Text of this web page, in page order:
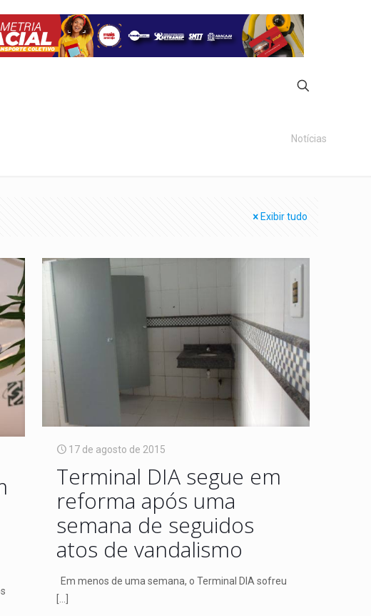
Notícias
Exibir tudo
17 de agosto de 2015
Terminal DIA segue em
reforma após uma
semana de seguidos
atos de vandalismo
Em menos de uma semana, o Terminal DIA sofreu